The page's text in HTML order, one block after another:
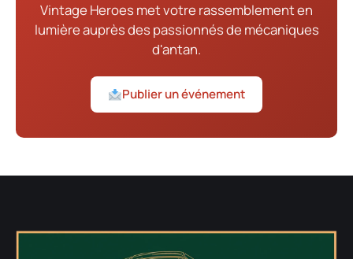
Vintage Heroes met votre rassemblement en
lumière auprès des passionnés de mécaniques
d'antan.
Publier un événement